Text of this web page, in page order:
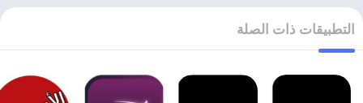
التطبيقات ذات الصلة